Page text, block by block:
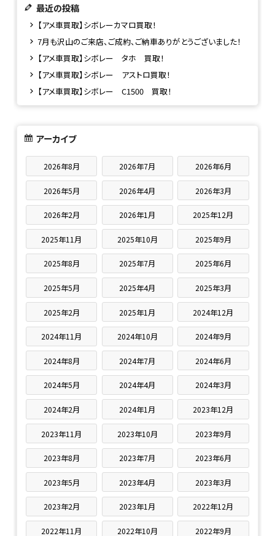
最近の投稿
【アメ車買取】シボレーカマロ買取！
7月も沢山のご来店、ご成約、ご納車ありがとうございました！
【アメ車買取】シボレー タホ 買取！
【アメ車買取】シボレー アストロ買取！
【アメ車買取】シボレー C1500 買取！
アーカイブ
2026年8月 2026年7月 2026年6月
2026年5月 2026年4月 2026年3月
2026年2月 2026年1月 2025年12月
2025年11月 2025年10月 2025年9月
2025年8月 2025年7月 2025年6月
2025年5月 2025年4月 2025年3月
2025年2月 2025年1月 2024年12月
2024年11月 2024年10月 2024年9月
2024年8月 2024年7月 2024年6月
2024年5月 2024年4月 2024年3月
2024年2月 2024年1月 2023年12月
2023年11月 2023年10月 2023年9月
2023年8月 2023年7月 2023年6月
2023年5月 2023年4月 2023年3月
2023年2月 2023年1月 2022年12月
2022年11月 2022年10月 2022年9月